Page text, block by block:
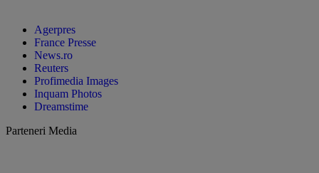
Agerpres
France Presse
News.ro
Reuters
Profimedia Images
Inquam Photos
Dreamstime
Parteneri Media